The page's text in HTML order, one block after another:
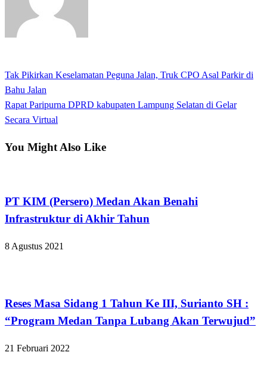
Navigasi
pos
Previous
Post
Tak Pikirkan Keselamatan Peguna Jalan, Truk CPO Asal Parkir di
Bahu Jalan
Next
Post
Rapat Paripurna DPRD kabupaten Lampung Selatan di Gelar
Secara Virtual
You Might Also Like
PT KIM (Persero) Medan Akan Benahi
Infrastruktur di Akhir Tahun
8 Agustus 2021
Reses Masa Sidang 1 Tahun Ke III, Surianto SH :
“Program Medan Tanpa Lubang Akan Terwujud”
21 Februari 2022